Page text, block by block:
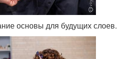
основы для будущих слоев.